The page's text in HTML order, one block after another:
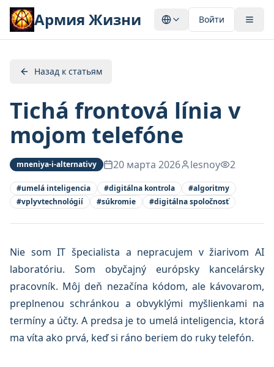
Армия Жизни Войти
Назад к статьям
Tichá frontová línia v
mojom telefóne
mneniya-i-alternativy 20 марта 2026 lesnoy 2
#umelá inteligencia #digitálna kontrola #algoritmy
#vplyvtechnológií #súkromie #digitálna spoločnosť
Nie som IT špecialista a nepracujem v žiarivom AI
laboratóriu. Som obyčajný európsky kancelársky
pracovník. Môj deň nezačína kódom, ale kávovarom,
preplnenou schránkou a obvyklými myšlienkami na
termíny a účty. A predsa je to umelá inteligencia, ktorá
ma víta ako prvá, keď si ráno beriem do ruky telefón.